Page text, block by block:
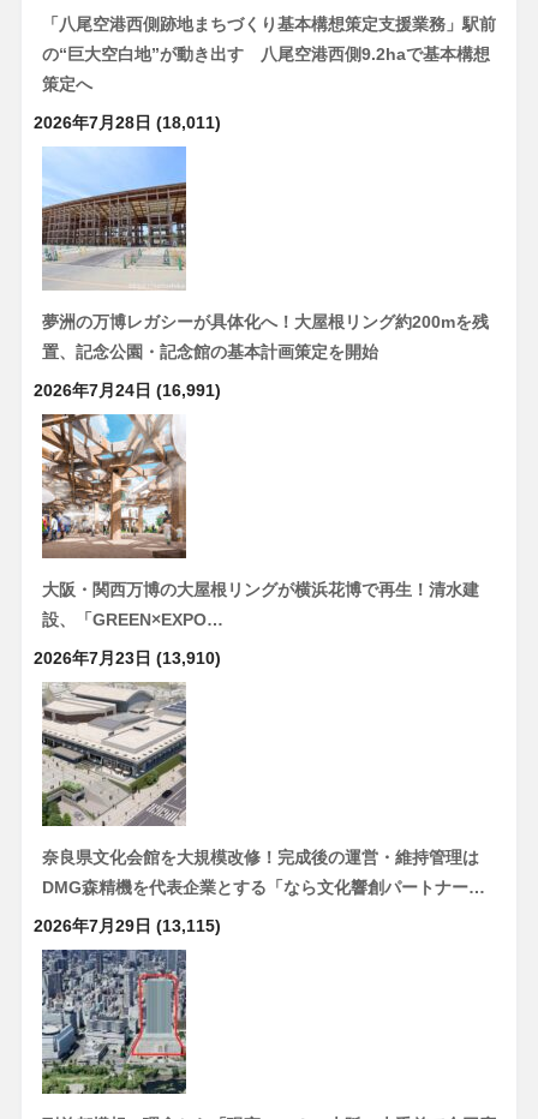
「八尾空港西側跡地まちづくり基本構想策定支援業務」駅前
の“巨大空白地”が動き出す 八尾空港西側9.2haで基本構想
策定へ
2026年7月28日 (18,011)
夢洲の万博レガシーが具体化へ！大屋根リング約200mを残
置、記念公園・記念館の基本計画策定を開始
2026年7月24日 (16,991)
大阪・関西万博の大屋根リングが横浜花博で再生！清水建
設、「GREEN×EXPO…
2026年7月23日 (13,910)
奈良県文化会館を大規模改修！完成後の運営・維持管理は
DMG森精機を代表企業とする「なら文化響創パートナー…
2026年7月29日 (13,115)